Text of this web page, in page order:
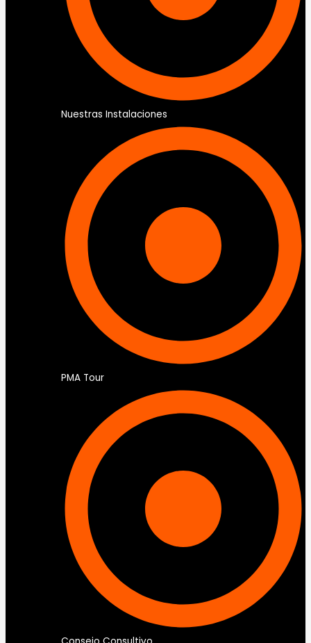
Nuestras Instalaciones
PMA Tour